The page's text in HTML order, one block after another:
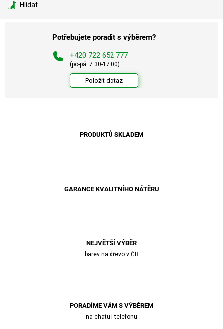
Hlídat
Potřebujete poradit s výběrem?
+420 722 652 777
(po-pá: 7:30-17:00)
Položit dotaz
PRODUKTŮ SKLADEM
GARANCE KVALITNÍHO NÁTĚRU
NEJVĚTŠÍ VÝBĚR
barev na dřevo v ČR
PORADÍME VÁM S VÝBĚREM
na chatu i telefonu